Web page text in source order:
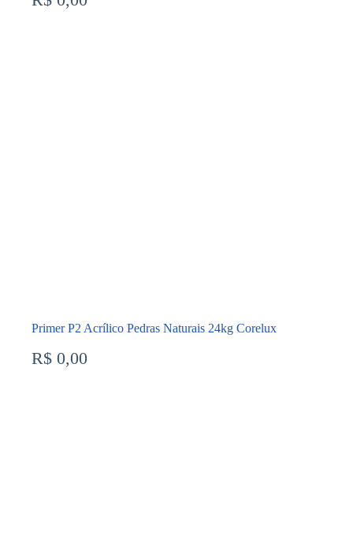
Primer P2 Acrílico Pedras Naturais 24kg Corelux
R$ 0,00